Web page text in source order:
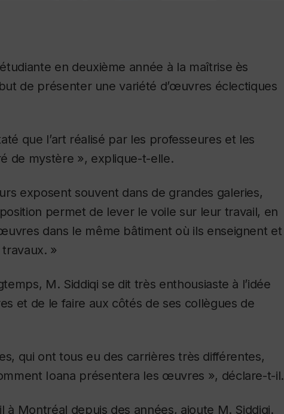
en deuxième année à la maîtrise ès
de présenter une variété d’œuvres éclectiques
que l’art réalisé par les professeures et les
de mystère », explique-t-elle.
exposent souvent dans de grandes galeries,
permet de lever le voile sur leur travail, en
dans le même bâtiment où ils enseignent et
»
M. Siddiqi se dit très enthousiaste à l’idée
et de le faire aux côtés de ses collègues de
qui ont tous eu des carrières très différentes,
Ioana présentera les œuvres », déclare-t-il.
à Montréal depuis des années, ajoute M. Siddiqi.